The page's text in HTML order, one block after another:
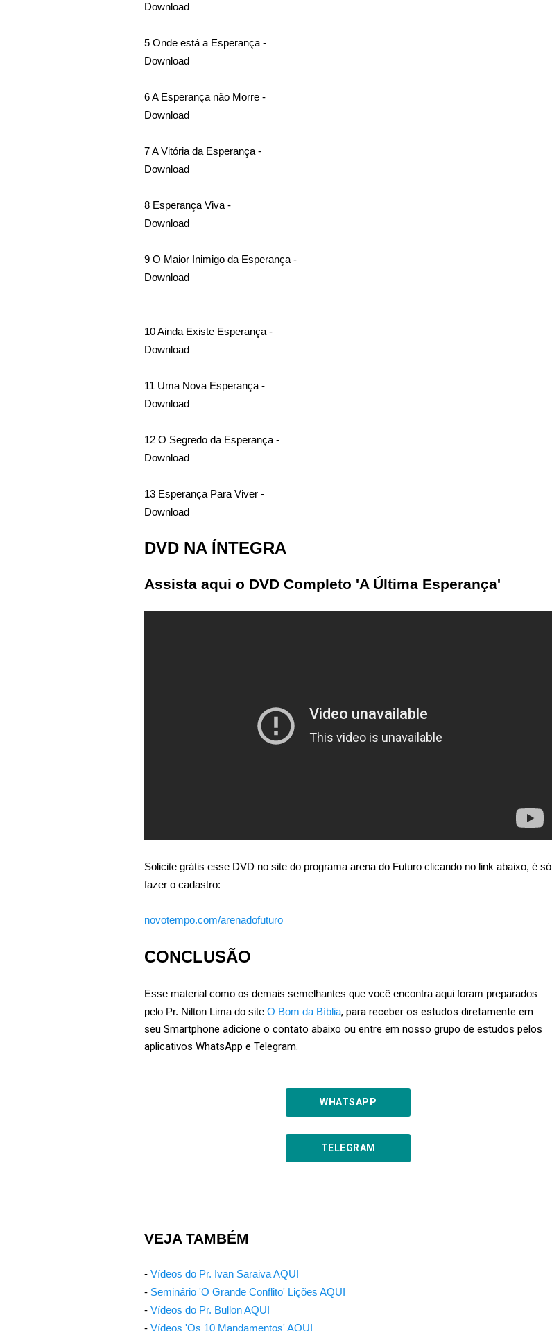
Download
5 Onde está a Esperança -
Download
6 A Esperança não Morre -
Download
7 A Vitória da Esperança -
Download
8 Esperança Viva -
Download
9 O Maior Inimigo da Esperança -
Download
10 Ainda Existe Esperança -
Download
11 Uma Nova Esperança -
Download
12 O Segredo da Esperança -
Download
13 Esperança Para Viver -
Download
DVD NA ÍNTEGRA
Assista aqui o DVD Completo 'A Última Esperança'
Solicite grátis esse DVD no site do programa arena do Futuro clicando no link abaixo, é só
fazer o cadastro:
novotempo.com/arenadofuturo
CONCLUSÃO
Esse material como os demais semelhantes que você encontra aqui foram preparados
pelo Pr. Nilton Lima do site O Bom da Bíblia, para receber os estudos diretamente em
seu Smartphone adicione o contato abaixo ou entre em nosso grupo de estudos pelos
aplicativos WhatsApp e Telegram.
WHATSAPP
TELEGRAM
VEJA TAMBÉM
- Vídeos do Pr. Ivan Saraiva AQUI
- Seminário 'O Grande Conflito' Lições AQUI
- Vídeos do Pr. Bullon AQUI
- Vídeos 'Os 10 Mandamentos' AQUI